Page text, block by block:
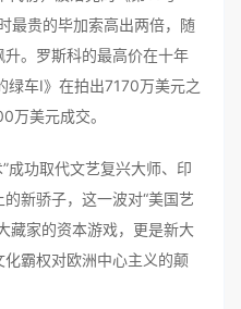
最贵的毕加索高出两倍，随
。罗斯科的最高价在十年
车Ⅰ》在拍出7170万美元之
万美元成交。
功取代文艺复兴大师、印
新骄子，这一波对“美国艺
藏家的资本游戏，更是新大
霸权对欧洲中心主义的颠